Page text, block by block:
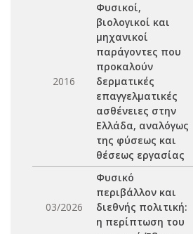
2016
Φυσικοί,
βιολογικοί και
μηχανικοί
παράγοντες που
προκαλούν
δερματικές
επαγγελματικές
ασθένειες στην
Ελλάδα, αναλόγως
της φύσεως και
θέσεως εργασίας
03/2026
Φυσικό
περιβάλλον και
διεθνής πολιτική:
η περίπτωση του